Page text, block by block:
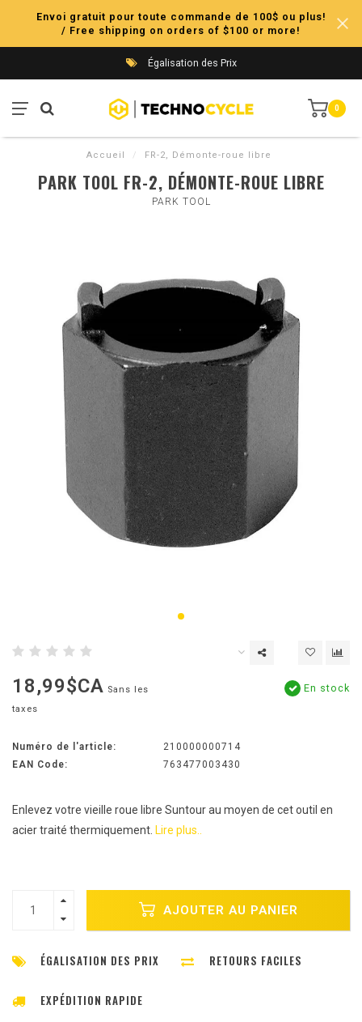
Envoi gratuit pour toute commande de 100$ ou plus!
/ Free shipping on orders of $100 or more!
Égalisation des Prix
0
Accueil / FR-2, Démonte-roue libre
PARK TOOL FR-2, DÉMONTE-ROUE LIBRE
PARK TOOL
18,99$CA Sans les
taxes
En stock
Numéro de l'article:
210000000714
EAN Code:
763477003430
Enlevez votre vieille roue libre Suntour au moyen de cet outil en
acier traité thermiquement. Lire plus..
AJOUTER AU PANIER
ÉGALISATION DES PRIX RETOURS FACILES
EXPÉDITION RAPIDE